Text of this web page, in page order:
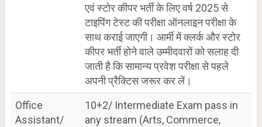
एवं स्टोर कीपर भर्ती के लिए वर्ष 2025 से
टाइपिंग टेस्ट की परीक्षा ऑनलाइन परीक्षा के
साथ कराई जाएगी। आर्मी में क्लर्क और स्टोर
कीपर भर्ती होने वाले उम्मीदवारों को सलाह दी
जाती है कि सामान्य प्रवेश परीक्षा से पहले
अपनी प्रैक्टिस जरूर कर लें।
Office
Assistant/
10+2/ Intermediate Exam pass in
any stream (Arts, Commerce,